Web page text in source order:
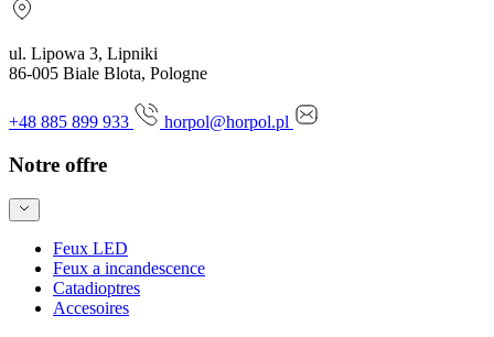
ul. Lipowa 3, Lipniki
86-005 Biale Blota, Pologne
+48 885 899 933 horpol@horpol.pl
Notre offre
Feux LED
Feux a incandescence
Catadioptres
Accesoires